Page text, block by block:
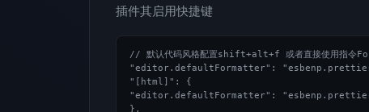
插件其启用快捷键
// 默认代码风格配置shift+alt+f 或者直接使用指令
"editor.defaultFormatter":
"[html]": {
"editor.defaultFormatter":
},